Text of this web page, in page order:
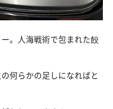
。人海戦術で包まれた餃
何らかの足しになればと